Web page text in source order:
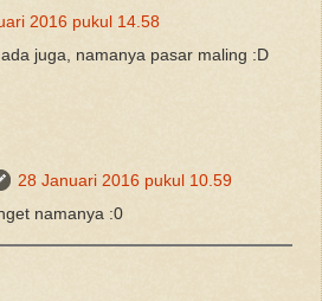
2016 pukul 14.58
juga, namanya pasar maling :D
28 Januari 2016 pukul 10.59
namanya :0